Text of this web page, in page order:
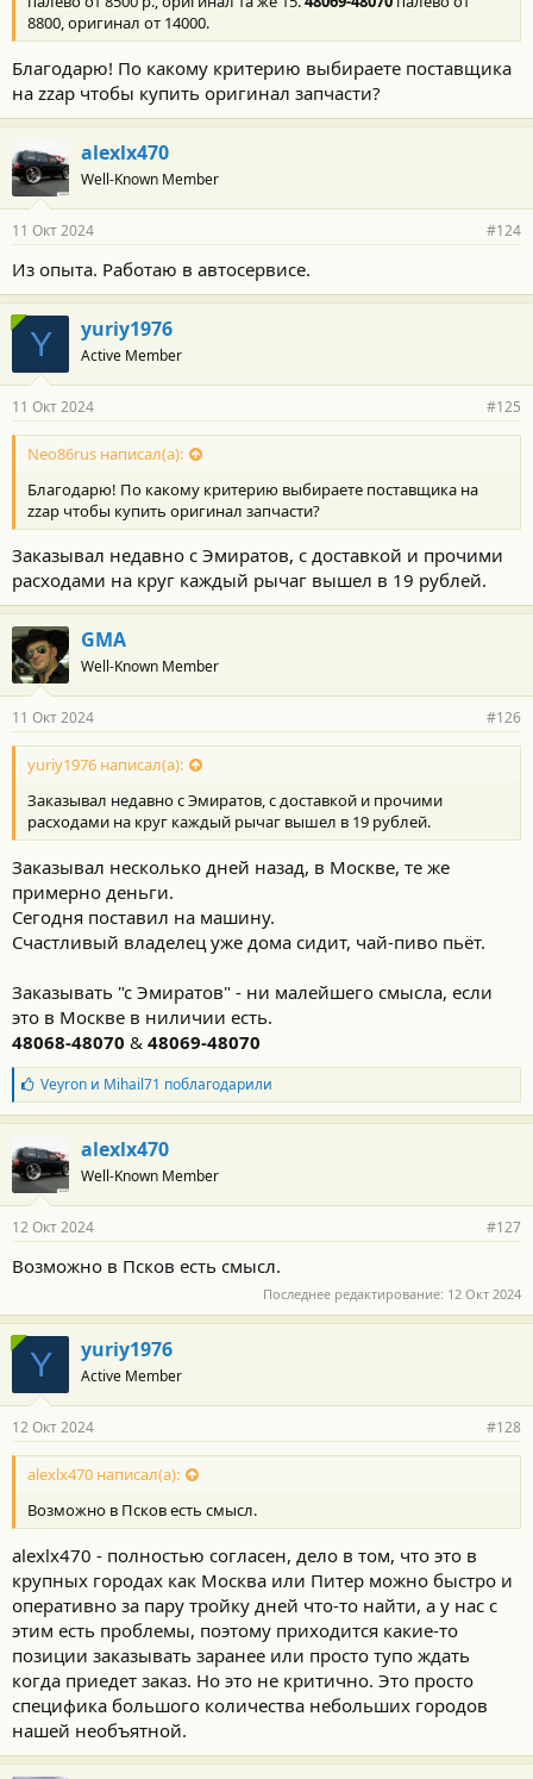
8800, оригинал от 14000.
Благодарю! По какому критерию выбираете поставщика
на zzap чтобы купить оригинал запчасти?
alexlx470
Well-Known Member
11 Окт 2024 #124
Из опыта. Работаю в автосервисе.
Y yuriy1976
Active Member
11 Окт 2024 #125
Neo86rus написал(а):
Благодарю! По какому критерию выбираете поставщика на
zzap чтобы купить оригинал запчасти?
Заказывал недавно с Эмиратов, с доставкой и прочими
расходами на круг каждый рычаг вышел в 19 рублей.
GMA
Well-Known Member
11 Окт 2024 #126
yuriy1976 написал(а):
Заказывал недавно с Эмиратов, с доставкой и прочими
расходами на круг каждый рычаг вышел в 19 рублей.
Заказывал несколько дней назад, в Москве, те же
примерно деньги.
Сегодня поставил на машину.
Счастливый владелец уже дома сидит, чай-пиво пьёт.
Заказывать "с Эмиратов" - ни малейшего смысла, если
это в Москве в ниличии есть.
48068-48070 & 48069-48070
Б
л
а
о
д
а
н
с
и
:
Veyronи Mihail71 поблагодарили
alexlx470
Well-Known Member
12 Окт 2024 #127
Возможно в Псков есть смысл.
Последнее редактирование: 12 Окт 2024
Y yuriy1976
Active Member
12 Окт 2024 #128
alexlx470 написал(а):
Возможно в Псков есть смысл.
alexlx470 - полностью согласен, дело в том, что это в
крупных городах как Москва или Питер можно быстро и
оперативно за пару тройку дней что-то найти, а у нас с
этим есть проблемы, поэтому приходится какие-то
позиции заказывать заранее или просто тупо ждать
когда приедет заказ. Но это не критично. Это просто
специфика большого количества небольших городов
нашей необъятной.